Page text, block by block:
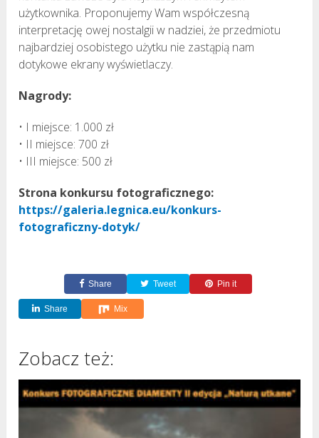
użytkownika. Proponujemy Wam współczesną
interpretację owej nostalgii w nadziei, że przedmiotu
najbardziej osobistego użytku nie zastąpią nam
dotykowe ekrany wyświetlaczy.
Nagrody:
• I miejsce: 1.000 zł
• II miejsce: 700 zł
• III miejsce: 500 zł
Strona konkursu fotograficznego:
https://galeria.legnica.eu/konkurs-
fotograficzny-dotyk/
Share Tweet Pin it
Share Mix
Zobacz też: